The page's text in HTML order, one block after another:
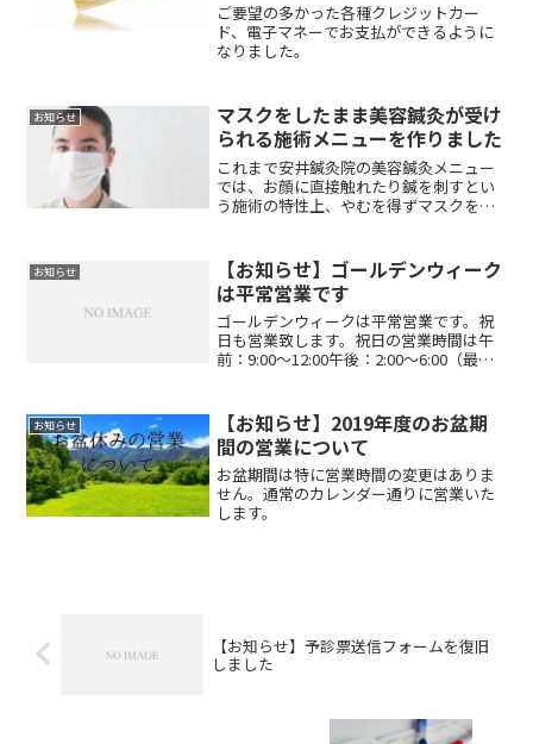
ご要望の多かった各種クレジットカー
ド、電子マネーでお支払ができるように
なりました。
お知らせ
マスクをしたまま美容鍼灸が受け
られる施術メニューを作りました
これまで安井鍼灸院の美容鍼灸メニュー
では、お顔に直接触れたり鍼を刺すとい
う施術の特性上、やむを得ずマスクを外
躊躇される患者様も見受けられるように
なったため、この度マスク...
お知らせ
【お知らせ】ゴールデンウィーク
は平常営業です
ゴールデンウィークは平常営業です。祝
日も営業致します。祝日の営業時間は午
前：9:00～12:00午後：2:00～6:00（最終
お知らせ
【お知らせ】2019年度のお盆期
間の営業について
お盆期間は特に営業時間の変更はありま
せん。通常のカレンダー通りに営業いた
します。
【お知らせ】予診票送信フォームを復旧
しました